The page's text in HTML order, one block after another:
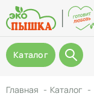
Каталог
Главная Каталог